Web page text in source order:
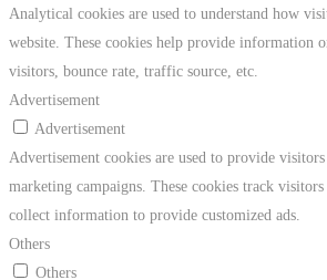
Analytical cookies are used to understand how
website. These cookies help provide information
visitors, bounce rate, traffic source, etc.
Advertisement
Advertisement
Advertisement cookies are used to provide
marketing campaigns. These cookies track visitors
collect information to provide customized ads.
Others
Others